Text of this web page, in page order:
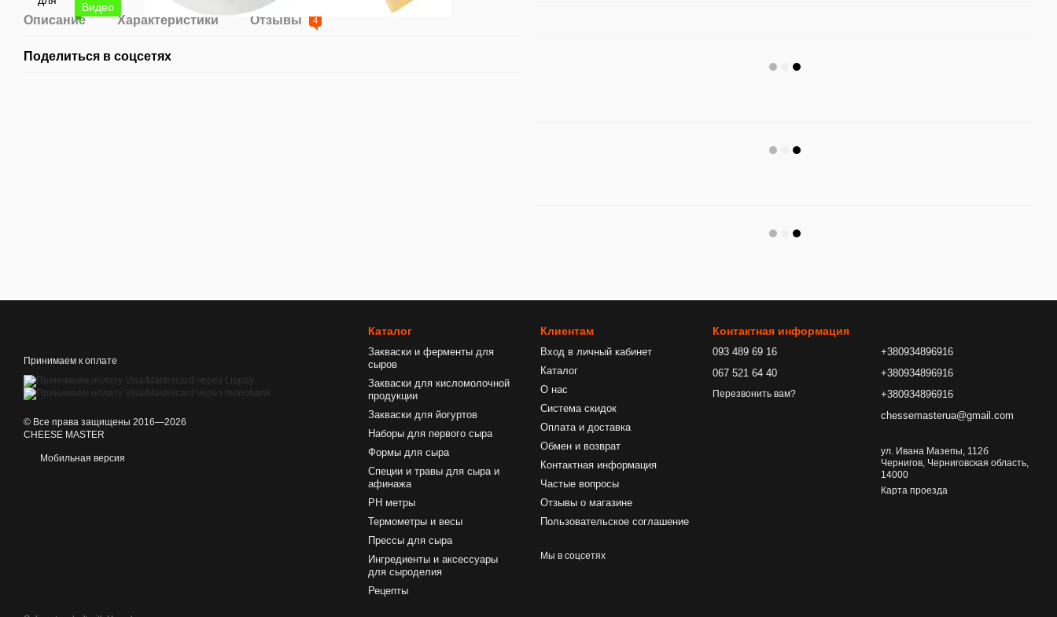
Видео
Описание Характеристики Отзывы 4
Поделиться в соцсетях
Принимаем к оплате
© Все права защищены 2016—2026
CHEESE MASTER
Мобильная версия
Каталог
Закваски и ферменты для
сыров
Закваски для кисломолочной
продукции
Закваски для йогуртов
Наборы для первого сыра
Формы для сыра
Специи и травы для сыра и
афинажа
PH метры
Термометры и весы
Прессы для сыра
Ингредиенты и аксессуары
для сыроделия
Рецепты
Клиентам
Вход в личный кабинет
Каталог
О нас
Система скидок
Оплата и доставка
Обмен и возврат
Контактная информация
Частые вопросы
Отзывы о магазине
Пользовательское соглашение
Мы в соцсетях
Контактная информация
093 489 69 16
067 521 64 40
Перезвонить вам?
+380934896916
+380934896916
+380934896916
chessemasterua@gmail.com
ул. Ивана Мазепы, 112б
Чернигов, Черниговская область,
14000
Карта проезда